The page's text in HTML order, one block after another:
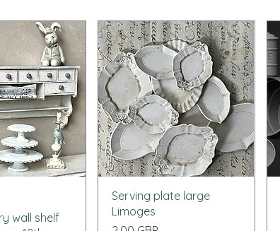
wall shelf
Snabbvisning
Serving plate large
Limoges